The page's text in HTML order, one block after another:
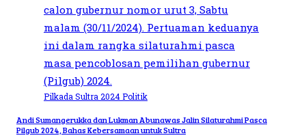
Pilkada Sultra 2024Politik
Andi Sumangerukka dan Lukman Abunawas Jalin Silaturahmi Pasca
Pilgub 2024, Bahas Kebersamaan untuk Sultra